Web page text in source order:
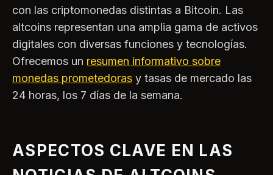
con las criptomonedas distintas a Bitcoin. Las
altcoins representan una amplia gama de activos
digitales con diversas funciones y tecnologías.
Ofrecemos un resumen informativo sobre
monedas prometedoras y tasas de mercado las
24 horas, los 7 días de la semana.
ASPECTOS CLAVE EN LAS